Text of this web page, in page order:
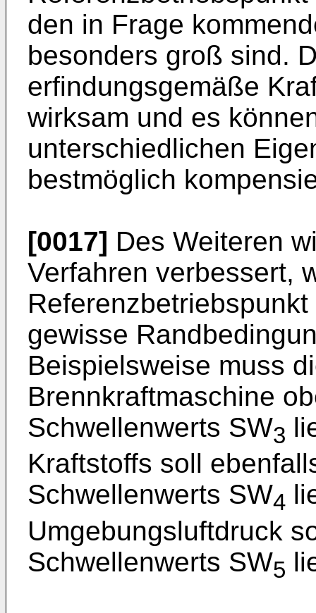
den in Frage
besonders groß sind.
erfindungsgemäße
wirksam und es
unterschiedlichen
bestmöglich
[0017] Des Weiteren
Verfahren verbessert,
gewisse
Beispielsweise muss
Brennkraftmaschine
Schwellenwerts SW3
Kraftstoffs soll
Schwellenwerts SW4
Umgebungsluftdruck
Schwellenwerts SW5